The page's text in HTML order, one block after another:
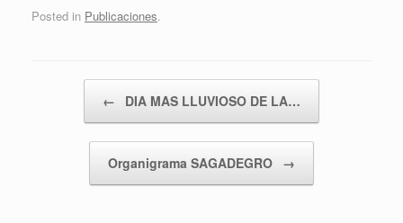
Posted in Publicaciones.
← DIA MAS LLUVIOSO DE LA…
Organigrama SAGADEGRO →